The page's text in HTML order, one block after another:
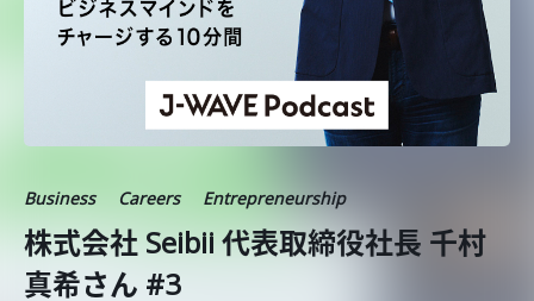
Business Careers Entrepreneurship
株式会社 Seibii 代表取締役社長 千村
真希さん #3